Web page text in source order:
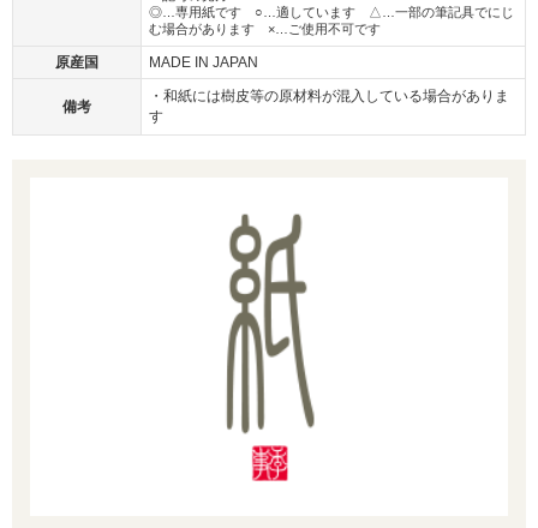
◎…専用紙です ○…適しています △…一部の筆記具でにじ
む場合があります ×…ご使用不可です
原産国 MADE IN JAPAN
備考
・和紙には樹皮等の原材料が混入している場合がありま
す